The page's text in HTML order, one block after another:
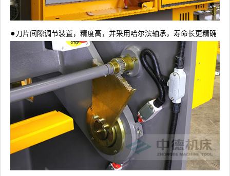
●刀片间隙调节装置，精度高，并采用哈尔滨轴承，寿命长更精确